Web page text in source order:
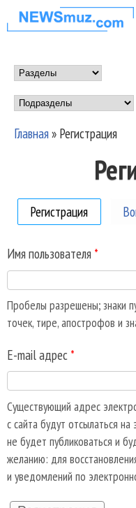
НОВОСТИ
МУЗЫКИ И
ШОУ БИЗНЕСА
NEWSMUZ.COM
Main menu
Главная» Регистрация
Регистрация
Имя пользователя *
Пробелы разрешены; знаки
точек, тире, апострофов и
E-mail адрес *
Существующий адрес
с сайта будут отсылаться
не будет публиковаться и
желанию: для
и уведомлений по